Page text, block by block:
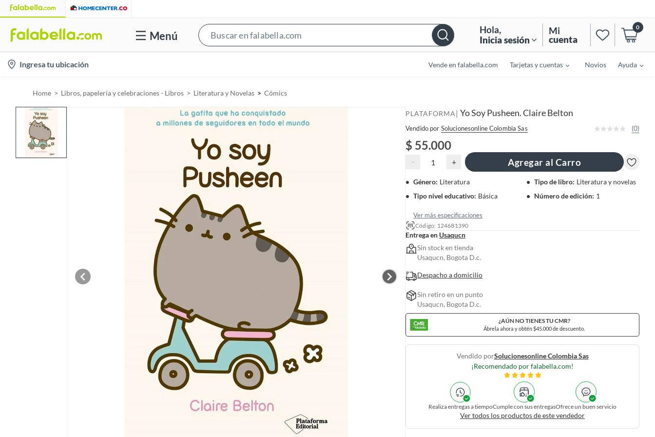
Menú
e
Hola,
Inicia sesión
Mi
cuenta
0
Ingresa tu ubicación Vende en falabella.com Tarjetas y cuentas Novios Ayuda
Home Libros, papelería y celebraciones - Libros Literatura y Novelas Cómics
PLATAFORMA | Yo Soy Pusheen. Claire Belton
Vendido por Solucionesonline Colombia Sas (0)
$ 55.000
− + Agregar al Carro
Género: Literatura Tipo de libro: Literatura y novelas
Tipo nivel educativo: Básica Número de edición: 1
Ver más especificaciones
Código: 124681390
Entrega en Usaqucn
Sin stock en tienda
Usaqucn, Bogota D.c.
Despacho a domicilio
Sin retiro en un punto
Usaqucn, Bogota D.c.
¿AÚN NO TIENES TU CMR?
Ábrela ahora y obtén $45.000 de descuento.
Vendido porSolucionesonline Colombia Sas
¡Recomendado por falabella.com!
Realiza entregas a tiempoCumple con sus entregasOfrece un buen servicio
Ver todos los productos de este vendedor